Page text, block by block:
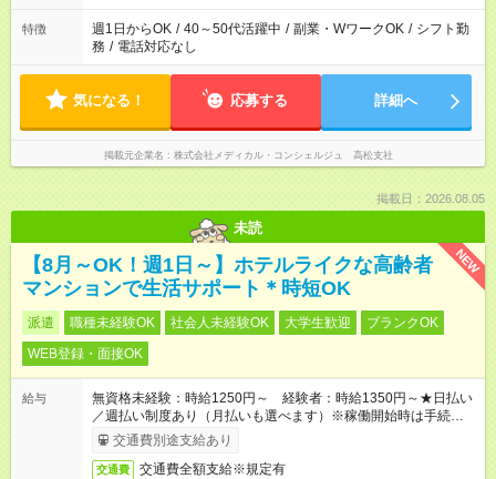
特徴 週1日からOK / 40～50代活躍中 / 副業・WワークOK / シフト勤
務 / 電話対応なし
気になる！ 応募する 詳細へ
掲載元企業名 株式会社メディカル・コンシェルジュ 高松支社
掲載日：2026.08.05
未読
NEW
【8月～OK！週1日～】ホテルライクな高齢者
マンションで生活サポート＊時短OK
派遣 職種未経験OK 社会人未経験OK 大学生歓迎
ブランクOK
WEB登録・面接OK
給与
無資格未経験：時給1250円～ 経験者：時給1350円～★日払い
／週払い制度あり（月払いも選べます）※稼働開始時は手続き完
了次第のお支払いとなります。
交通費別途支給あり
交通費 交通費全額支給※規定有